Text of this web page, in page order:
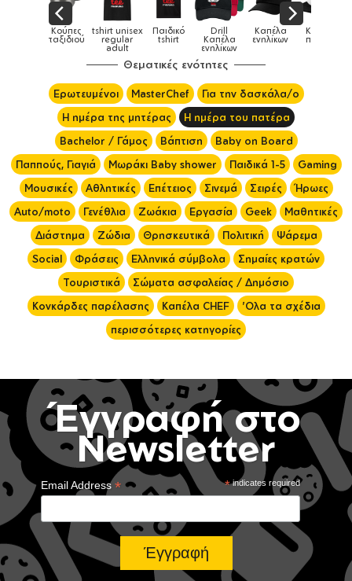
tshirt unisex
regular
Παιδικό
tshirt
Drill
Καπέλα
ενηλίκων
Καπέλα
ενηλίκων
Καπέλα
παιδικά Κούπες
Θεματικές ενότητες
Ερωτευμένοι MasterChef
Για την δασκάλα/ο
Η ημέρα της μητέρας
Η ημέρα του πατέρα
Bachelor / Γάμος
Βάπτιση
Baby on Board
Παππούς, Γιαγιά
Μωράκι Baby shower Παιδικά 1-5
Gaming
Μουσικές
Αθλητικές Επέτειος Σινεμά Σειρές
Ήρωες
Auto/moto
Γενέθλια Ζωάκια Εργασία Geek
Μαθητικές
Διάστημα
Ζώδια Θρησκευτικά Πολιτική
Ψάρεμα
Social
Φράσεις Ελληνικά σύμβολα
Σημαίες κρατών
Τουριστικά
Σώματα ασφαλείας / Δημόσιο
Κονκάρδες παρέλασης
Καπέλα CHEF
'Ολα τα σχέδια
περισσότερες κατηγορίες
Έγγραφή στο
Newsletter
*indicates required
Email Address*